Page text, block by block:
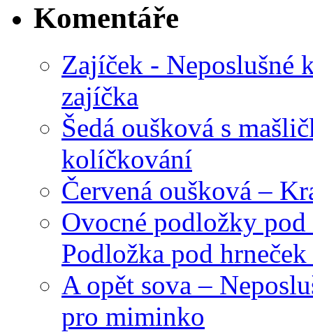
Komentáře
Zajíček - Neposlušné
zajíčka
Šedá oušková s
kolíčkování
Červená oušková –
Ovocné podložky
Podložka pod
A opět sova –
pro miminko